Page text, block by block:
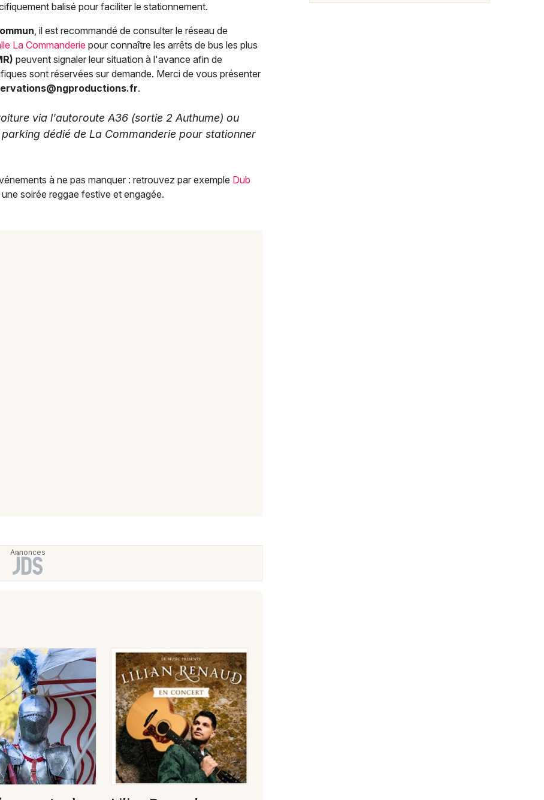
balisé pour faciliter le stationnement.
, il est recommandé de consulter le réseau de
La Commanderie pour connaître les arrêts de bus les plus
peuvent signaler leur situation à l'avance afin de
sont réservées sur demande. Merci de vous présenter
.
via l'autoroute A36 (sortie 2 Authume) ou
dédié de La Commanderie pour stationner
à ne pas manquer : retrouvez par exemple Dub
une soirée reggae festive et engagée.